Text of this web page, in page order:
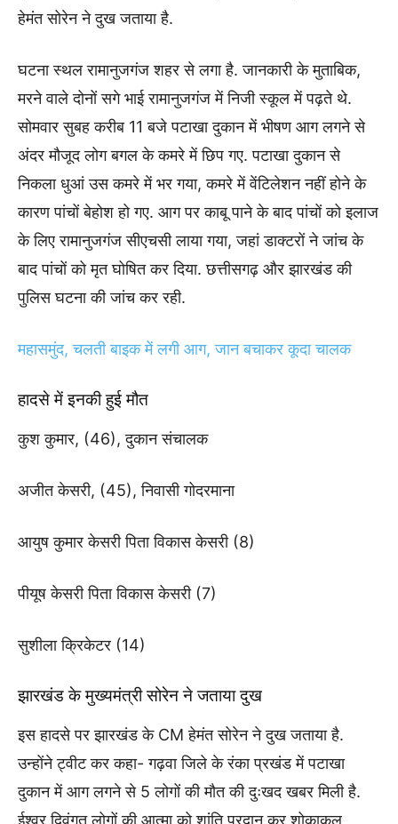
हेमंत सोरेन ने दुख जताया है.
घटना स्थल रामानुजगंज शहर से लगा है. जानकारी के मुताबिक,
मरने वाले दोनों सगे भाई रामानुजगंज में निजी स्कूल में पढ़ते थे.
सोमवार सुबह करीब 11 बजे पटाखा दुकान में भीषण आग लगने से
अंदर मौजूद लोग बगल के कमरे में छिप गए. पटाखा दुकान से
निकला धुआं उस कमरे में भर गया, कमरे में वेंटिलेशन नहीं होने के
कारण पांचों बेहोश हो गए. आग पर काबू पाने के बाद पांचों को इलाज
के लिए रामानुजगंज सीएचसी लाया गया, जहां डाक्टरों ने जांच के
बाद पांचों को मृत घोषित कर दिया. छत्तीसगढ़ और झारखंड की
पुलिस घटना की जांच कर रही.
महासमुंद, चलती बाइक में लगी आग, जान बचाकर कूदा चालक
हादसे में इनकी हुई मौत
कुश कुमार, (46), दुकान संचालक
अजीत केसरी, (45), निवासी गोदरमाना
आयुष कुमार केसरी पिता विकास केसरी (8)
पीयूष केसरी पिता विकास केसरी (7)
सुशीला क्रिकेटर (14)
झारखंड के मुख्यमंत्री सोरेन ने जताया दुख
इस हादसे पर झारखंड के CM हेमंत सोरेन ने दुख जताया है.
उन्होंने ट्वीट कर कहा- गढ़वा जिले के रंका प्रखंड में पटाखा
दुकान में आग लगने से 5 लोगों की मौत की दुःखद खबर मिली है.
ईश्वर दिवंगत लोगों की आत्मा को शांति प्रदान कर शोकाकुल